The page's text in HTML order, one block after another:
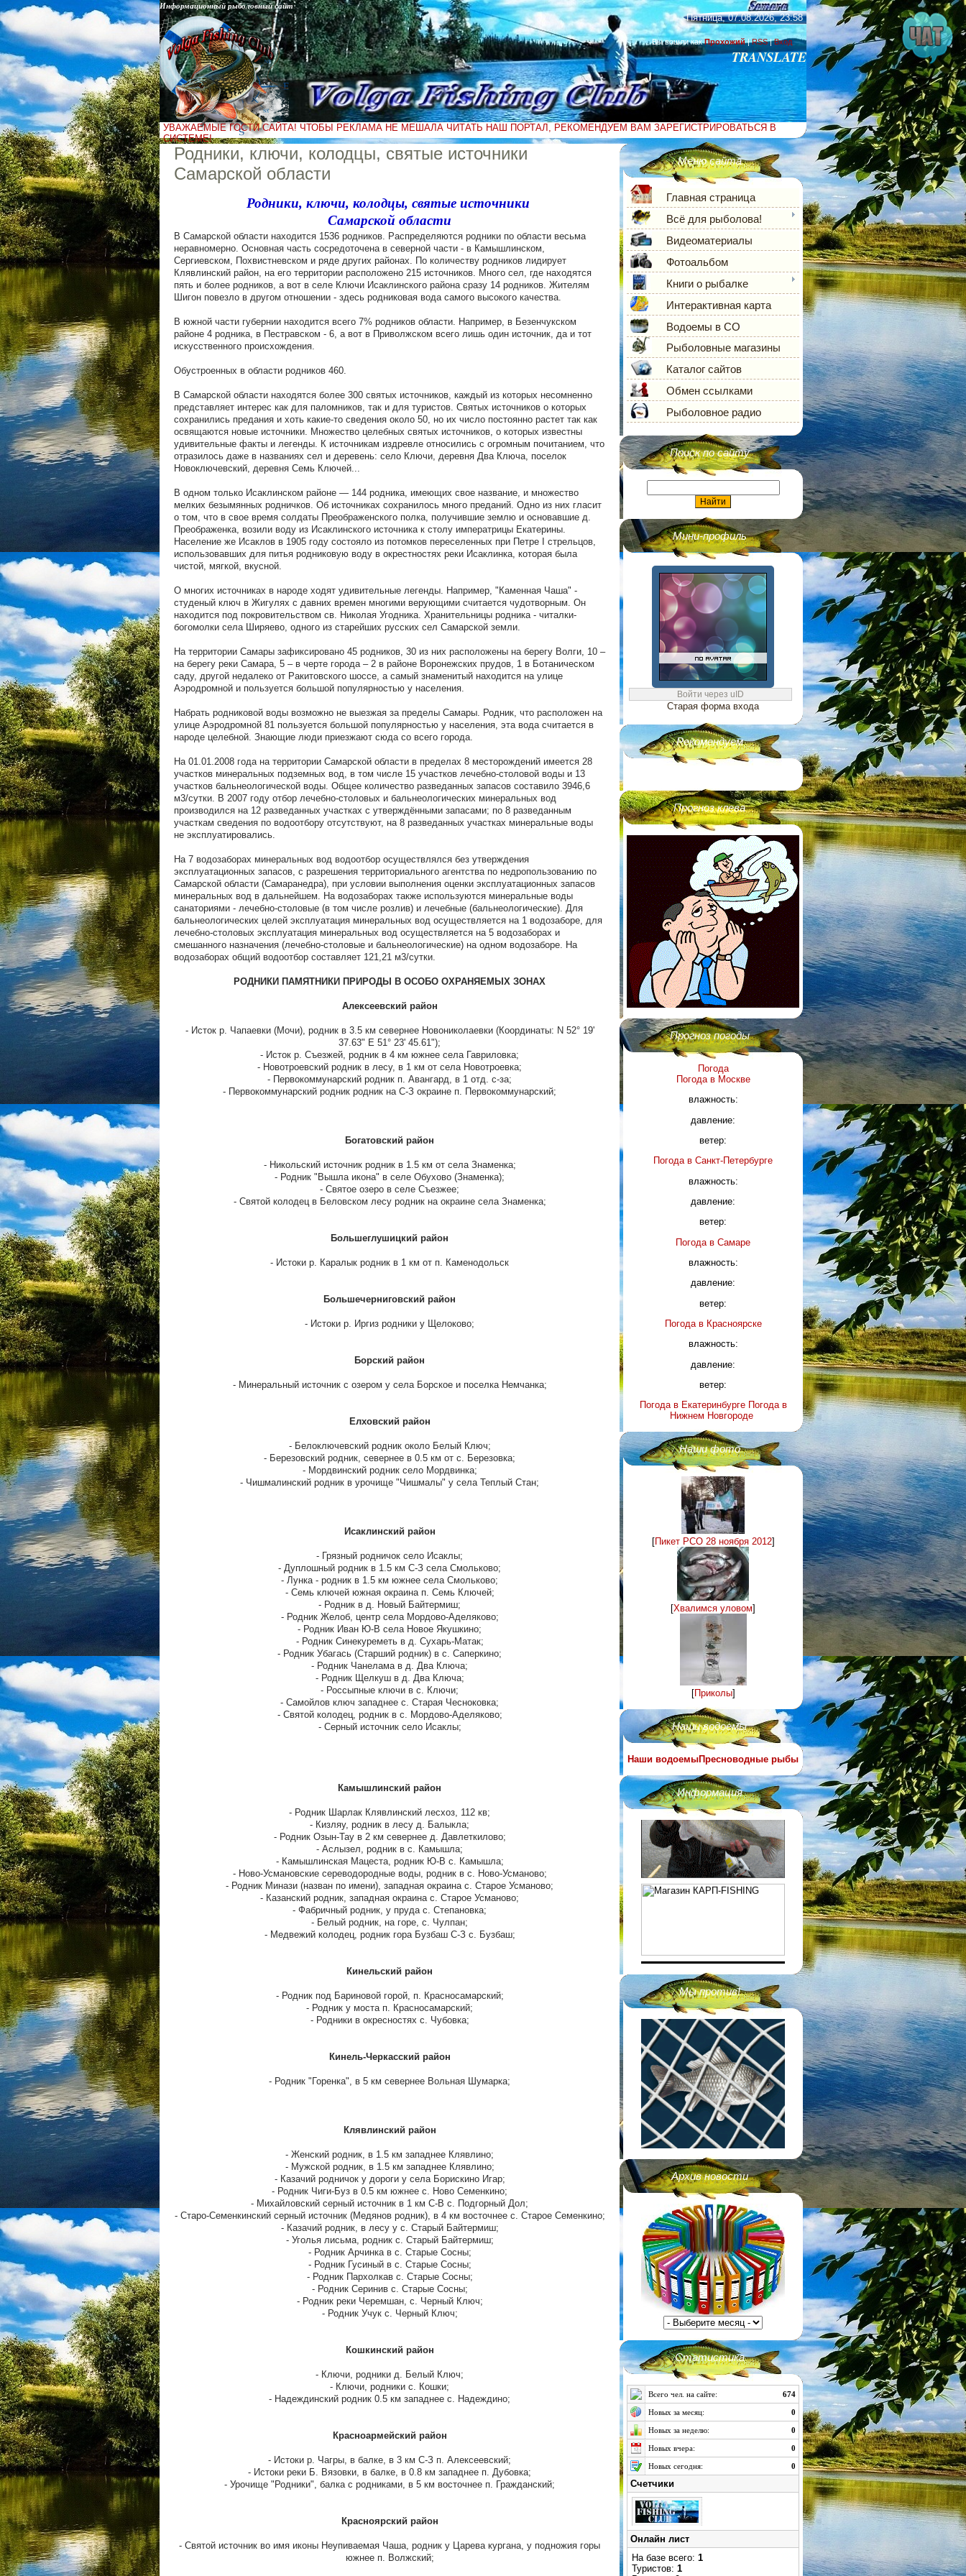
Пятница, 07.08.2026, 23:58
Вы вошли как Прохожий|RSS|Вход
Информационный рыболовный сайт
TRANSLATE
УВАЖАЕМЫЕ ГОСТИ САЙТА! ЧТОБЫ РЕКЛАМА НЕ МЕШАЛА ЧИТАТЬ НАШ ПОРТАЛ, РЕКОМЕНДУЕМ ВАМ ЗАРЕГИСТРИРОВАТЬСЯ В
СИСТЕМЕ!
Родники, ключи, колодцы, святые источники
Самарской области
Родники, ключи, колодцы, святые источники
Самарской области
В Самарской области находится 1536 родников. Распределяются родники по области весьма
неравномерно. Основная часть сосредоточена в северной части - в Камышлинском,
Сергиевском, Похвистневском и ряде других районах. По количеству родников лидирует
Клявлинский район, на его территории расположено 215 источников. Много сел, где находятся
пять и более родников, а вот в селе Ключи Исаклинского района сразу 14 родников. Жителям
Шигон повезло в другом отношении - здесь родниковая вода самого высокого качества.
В южной части губернии находится всего 7% родников области. Например, в Безенчукском
районе 4 родника, в Пестравском - 6, а вот в Приволжском всего лишь один источник, да и тот
искусственного происхождения.
Обустроенных в области родников 460.
В Самарской области находятся более 300 святых источников, каждый из которых несомненно
представляет интерес как для паломников, так и для туристов. Святых источников о которых
сохранились предания и хоть какие-то сведения около 50, но их число постоянно растет так как
освящаются новые источники. Множество целебных святых источников, о которых известны
удивительные факты и легенды. К источникам издревле относились с огромным почитанием, что
отразилось даже в названиях сел и деревень: село Ключи, деревня Два Ключа, поселок
Новоключевский, деревня Семь Ключей...
В одном только Исаклинском районе — 144 родника, имеющих свое название, и множество
мелких безымянных родничков. Об источниках сохранилось много преданий. Одно из них гласит
о том, что в свое время солдаты Преображенского полка, получившие землю и основавшие д.
Преображенка, возили воду из Исаклинского источника к столу императрицы Екатерины.
Население же Исаклов в 1905 году состояло из потомков переселенных при Петре I стрельцов,
использовавших для питья родниковую воду в окрестностях реки Исаклинка, которая была
чистой, мягкой, вкусной.
О многих источниках в народе ходят удивительные легенды. Например, "Каменная Чаша" -
студеный ключ в Жигулях с давних времен многими верующими считается чудотворным. Он
находится под покровительством св. Николая Угодника. Хранительницы родника - читалки-
богомолки села Ширяево, одного из старейших русских сел Самарской земли.
На территории Самары зафиксировано 45 родников, 30 из них расположены на берегу Волги, 10 –
на берегу реки Самара, 5 – в черте города – 2 в районе Воронежских прудов, 1 в Ботаническом
саду, другой недалеко от Ракитовского шоссе, а самый знаменитый находится на улице
Аэродромной и пользуется большой популярностью у населения.
Набрать родниковой воды возможно не выезжая за пределы Самары. Родник, что расположен на
улице Аэродромной 81 пользуется большой популярностью у населения, эта вода считается в
народе целебной. Знающие люди приезжают сюда со всего города.
На 01.01.2008 года на территории Самарской области в пределах 8 месторождений имеется 28
участков минеральных подземных вод, в том числе 15 участков лечебно-столовой воды и 13
участков бальнеологической воды. Общее количество разведанных запасов составило 3946,6
м3/сутки. В 2007 году отбор лечебно-столовых и бальнеологических минеральных вод
производился на 12 разведанных участках с утверждёнными запасами; по 8 разведанным
участкам сведения по водоотбору отсутствуют, на 8 разведанных участках минеральные воды
не эксплуатировались.
На 7 водозаборах минеральных вод водоотбор осуществлялся без утверждения
эксплуатационных запасов, с разрешения территориального агентства по недропользованию по
Самарской области (Самаранедра), при условии выполнения оценки эксплуатационных запасов
минеральных вод в дальнейшем. На водозаборах также используются минеральные воды
санаториями - лечебно-столовые (в том числе розлив) и лечебные (бальнеологические). Для
бальнеологических целей эксплуатация минеральных вод осуществляется на 1 водозаборе, для
лечебно-столовых эксплуатация минеральных вод осуществляется на 5 водозаборах и
смешанного назначения (лечебно-столовые и бальнеологические) на одном водозаборе. На
водозаборах общий водоотбор составляет 121,21 м3/сутки.
РОДНИКИ ПАМЯТНИКИ ПРИРОДЫ В ОСОБО ОХРАНЯЕМЫХ ЗОНАХ
Алексеевский район
- Исток р. Чапаевки (Мочи), родник в 3.5 км севернее Новониколаевки (Координаты: N 52° 19'
37.63" E 51° 23' 45.61");
- Исток р. Съезжей, родник в 4 км южнее села Гавриловка;
- Новотроевский родник в лесу, в 1 км от села Новотроевка;
- Первокоммунарский родник п. Авангард, в 1 отд. с-за;
- Первокоммунарский родник родник на С-З окраине п. Первокоммунарский;
Богатовский район
- Никольский источник родник в 1.5 км от села Знаменка;
- Родник "Вышла икона" в селе Обухово (Знаменка);
- Святое озеро в селе Съезжее;
- Святой колодец в Беловском лесу родник на окраине села Знаменка;
Большеглушицкий район
- Истоки р. Каралык родник в 1 км от п. Каменодольск
Большечерниговский район
- Истоки р. Иргиз родники у Щелоково;
Борский район
- Минеральный источник с озером у села Борское и поселка Немчанка;
Елховский район
- Белоключевский родник около Белый Ключ;
- Березовский родник, севернее в 0.5 км от с. Березовка;
- Мордвинский родник село Мордвинка;
- Чишмалинский родник в урочище "Чишмалы" у села Теплый Стан;
Исаклинский район
- Грязный родничок село Исаклы;
- Дуплошный родник в 1.5 км С-З села Смольково;
- Лунка - родник в 1.5 км южнее села Смольково;
- Семь ключей южная окраина п. Семь Ключей;
- Родник в д. Новый Байтермиш;
- Родник Желоб, центр села Мордово-Аделяково;
- Родник Иван Ю-В села Новое Якушкино;
- Родник Синекуреметь в д. Сухарь-Матак;
- Родник Убагась (Старший родник) в с. Саперкино;
- Родник Чанелама в д. Два Ключа;
- Родник Щелкуш в д. Два Ключа;
- Россыпные ключи в с. Ключи;
- Самойлов ключ западнее с. Старая Чесноковка;
- Святой колодец, родник в с. Мордово-Аделяково;
- Серный источник село Исаклы;
Камышлинский район
- Родник Шарлак Клявлинский лесхоз, 112 кв;
- Кизляу, родник в лесу д. Балыкла;
- Родник Озын-Тау в 2 км севернее д. Давлеткилово;
- Аслызел, родник в с. Камышла;
- Камышлинская Мацеста, родник Ю-В с. Камышла;
- Ново-Усмановские сереводородные воды, родник в с. Ново-Усманово;
- Родник Минази (назван по имени), западная окраина с. Старое Усманово;
- Казанский родник, западная окраина с. Старое Усманово;
- Фабричный родник, у пруда с. Степановка;
- Белый родник, на горе, с. Чулпан;
- Медвежий колодец, родник гора Бузбаш С-З с. Бузбаш;
Кинельский район
- Родник под Бариновой горой, п. Красносамарский;
- Родник у моста п. Красносамарский;
- Родники в окресностях с. Чубовка;
Кинель-Черкасский район
- Родник "Горенка", в 5 км севернее Вольная Шумарка;
Клявлинский район
- Женский родник, в 1.5 км западнее Клявлино;
- Мужской родник, в 1.5 км западнее Клявлино;
- Казачий родничок у дороги у села Борискино Игар;
- Родник Чиги-Буз в 0.5 км южнее с. Ново Семенкино;
- Михайловский серный источник в 1 км С-В с. Подгорный Дол;
- Старо-Семенкинский серный источник (Медянов родник), в 4 км восточнее с. Старое Семенкино;
- Казачий родник, в лесу у с. Старый Байтермиш;
- Уголья лисьма, родник с. Старый Байтермиш;
- Родник Арчинка в с. Старые Сосны;
- Родник Гусиный в с. Старые Сосны;
- Родник Пархолкав с. Старые Сосны;
- Родник Серинив с. Старые Сосны;
- Родник реки Черемшан, с. Черный Ключ;
- Родник Учук с. Черный Ключ;
Кошкинский район
- Ключи, родники д. Белый Ключ;
- Ключи, родники с. Кошки;
- Надеждинский родник 0.5 км западнее с. Надеждино;
Красноармейский район
- Истоки р. Чагры, в балке, в 3 км С-З п. Алексеевский;
- Истоки реки Б. Вязовки, в балке, в 0.8 км западнее п. Дубовка;
- Урочище "Родники", балка с родниками, в 5 км восточнее п. Гражданский;
Красноярский район
- Святой источник во имя иконы Неупиваемая Чаша, родник у Царева кургана, у подножия горы
южнее п. Волжский;
Меню сайта
Главная страница
Всё для рыболова!
Видеоматериалы
Фотоальбом
Книги о рыбалке
Интерактивная карта
Водоемы в СО
Рыболовные магазины
Каталог сайтов
Обмен ссылками
Рыболовное радио
Поиск по сайту
Мини-профиль
Войти через uID
Старая форма входа
Рекомендуем
Прогноз клева
Прогноз погоды
Погода
Погода в Москве
влажность:
давление:
ветер:
Погода в Санкт-Петербурге
влажность:
давление:
ветер:
Погода в Самаре
влажность:
давление:
ветер:
Погода в Красноярске
влажность:
давление:
ветер:
Погода в Екатеринбурге Погода в
Нижнем Новгороде
Наши фото
[Пикет РСО 28 ноября 2012]
[Хвалимся уловом]
[Приколы]
Наши водоемы
Наши водоемыПресноводные рыбы
Информация
Мы против!
Архив новости
Статистика
Всего чел. на сайте: 674
Новых за месяц: 0
Новых за неделю: 0
Новых вчера: 0
Новых сегодня: 0
Счетчики
Онлайн лист
На базе всего: 1
Туристов: 1